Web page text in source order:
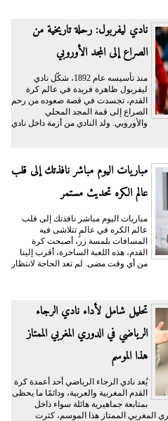
نادي ليفربول: رحلة تاريخية من
الصراع إلى المجد الأوروبي
منذ تأسيسه عام 1892، شكّل نادي
ليفربول ظاهرة فريدة في عالم كرة
القدم، تجسدت في قصة صعوده من رحم
الصراع إلى قمة المجد المحلي
والأوروبي. ولد النادي من أزمة داخل نادي
مباريات اليوم مباشر نافذتك إلى قلب
عالم الكره تحديث مستمر
مباريات اليوم مباشر نافذتك إلى قلب
عالم الكره في عالمٍ تتلاشى فيه
المسافات بلمسة زر، أصبحت كرة
القدم، هذه اللعبة الساحرة، أقرب إلينا
من أي وقت مضى. لم تعد الحاجة لانتظار
تحليل شامل لأداء نادي الرجاء
الرياضي في الدوري المغربي الممتاز
هذا الموسم
يُعد نادي الرجاء الرياضي أحد أعمدة كرة
القدم المغربية والعربية، ودائمًا ما يحظى
بمتابعة جماهيرية هائلة سواء داخل
المغربي الممتاز هذا الموسم، كثرت